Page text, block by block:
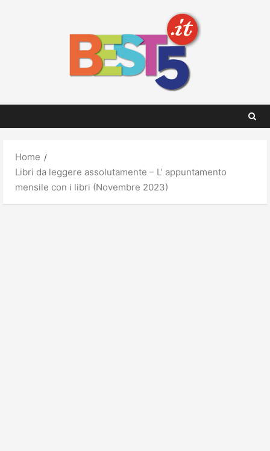
Home
Libri da leggere assolutamente – L’ appuntamento
mensile con i libri (Novembre 2023)